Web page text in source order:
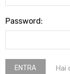
Password:
Hai